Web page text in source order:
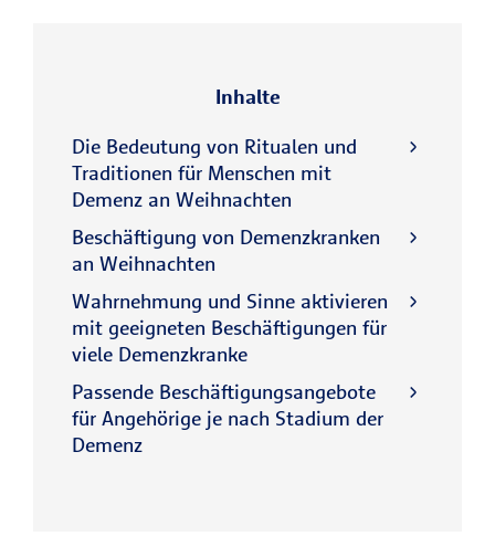
Inhalte
Die Bedeutung von Ritualen und
Traditionen für Menschen mit
Demenz an Weihnachten
Beschäftigung von Demenzkranken
an Weihnachten
Wahrnehmung und Sinne aktivieren
mit geeigneten Beschäftigungen für
viele Demenzkranke
Passende Beschäftigungsangebote
für Angehörige je nach Stadium der
Demenz